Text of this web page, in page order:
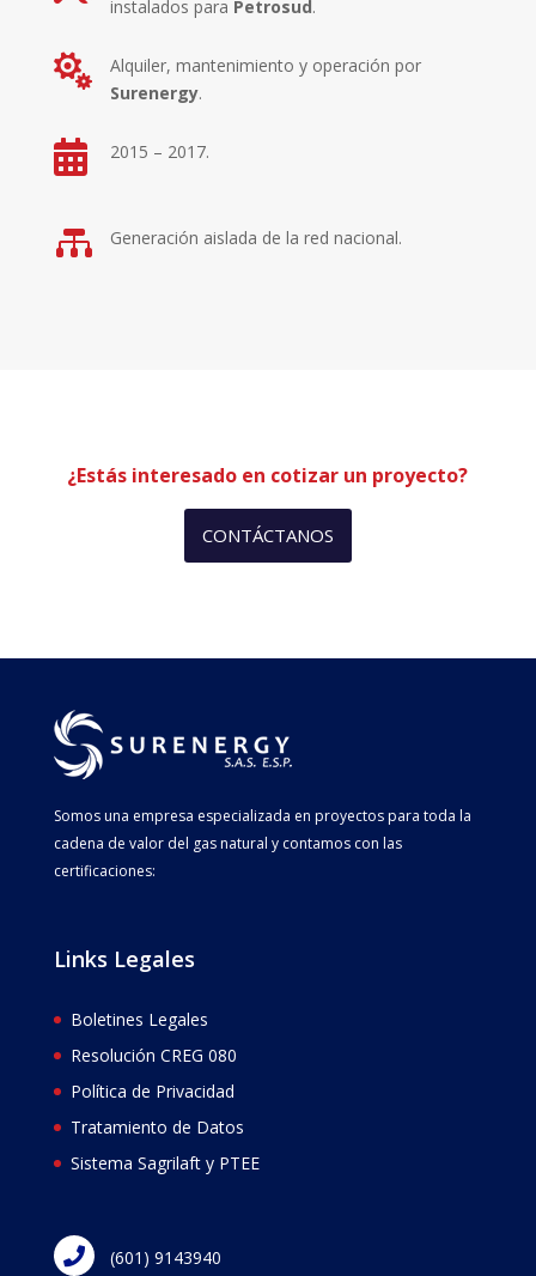
instalados para Petrosud.

Alquiler, mantenimiento y operación por
Surenergy.
 2015 – 2017.
 Generación aislada de la red nacional.
¿Estás interesado en cotizar un proyecto?
CONTÁCTANOS
Somos una empresa especializada en proyectos para toda la
cadena de valor del gas natural y contamos con las
certificaciones:
Links Legales
Boletines Legales
Resolución CREG 080
Política de Privacidad
Tratamiento de Datos
Sistema Sagrilaft y PTEE
(601) 9143940